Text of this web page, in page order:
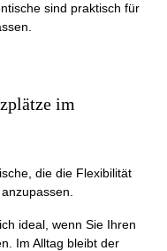
sind praktisch für
im
die die Flexibilität
ideal, wenn Sie Ihren
Im Alltag bleibt der